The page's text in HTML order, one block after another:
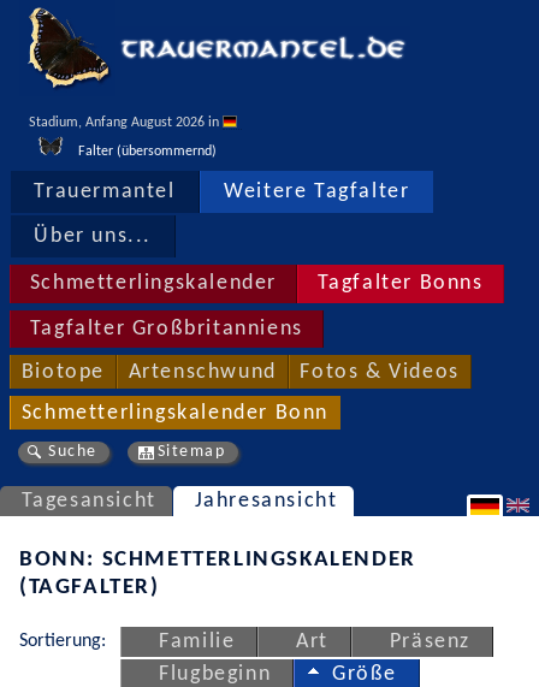
Stadium, Anfang August 2026 in
Falter (übersommernd)
Trauermantel Weitere Tagfalter
Über uns...
Schmetterlingskalender Tagfalter Bonns
Tagfalter Großbritanniens
Biotope Artenschwund Fotos & Videos
Schmetterlingskalender Bonn
Suche Sitemap
Tagesansicht Jahresansicht
BONN: SCHMETTERLINGSKALENDER
(TAGFALTER)
Sortierung: Familie Art
Präsenz
Flugbeginn
Größe